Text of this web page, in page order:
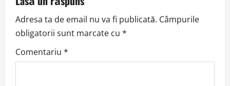
v
i
g
Adresa ta de email nu va fi publicată. Câmpurile
obligatorii sunt marcate cu *
Comentariu *